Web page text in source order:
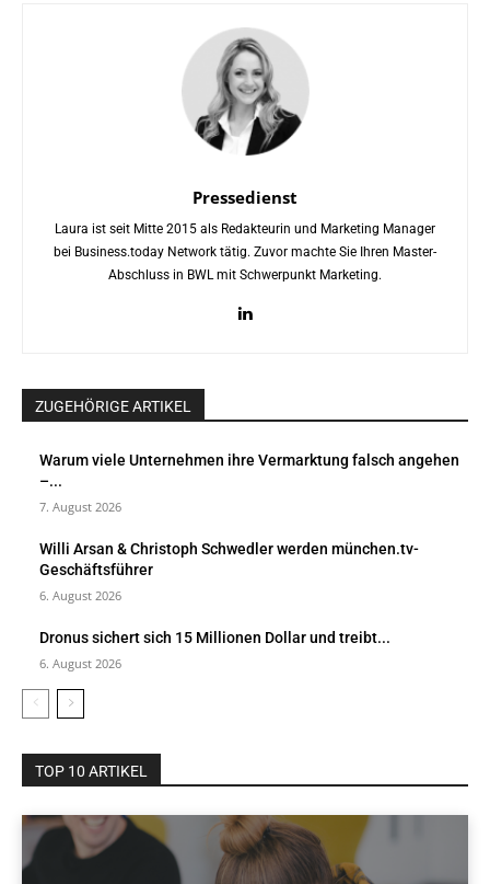
Pressedienst
Laura ist seit Mitte 2015 als Redakteurin und Marketing Manager
bei Business.today Network tätig. Zuvor machte Sie Ihren Master-
Abschluss in BWL mit Schwerpunkt Marketing.
ZUGEHÖRIGE ARTIKEL
Warum viele Unternehmen ihre Vermarktung falsch angehen
–...
7. August 2026
Willi Arsan & Christoph Schwedler werden münchen.tv-
Geschäftsführer
6. August 2026
Dronus sichert sich 15 Millionen Dollar und treibt...
6. August 2026
TOP 10 ARTIKEL